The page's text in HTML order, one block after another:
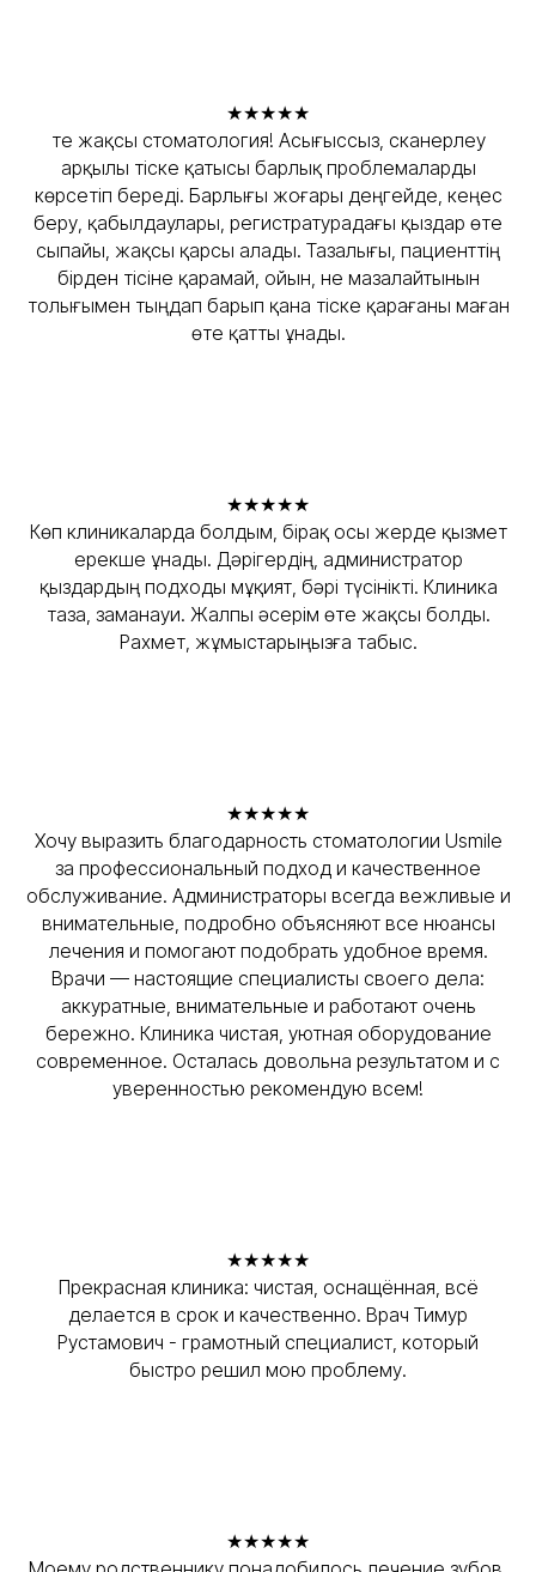
★★★★★
Өте жақсы стоматология! Асығыссыз, сканерлеу
арқылы тіске қатысы барлық проблемаларды
көрсетіп береді. Барлығы жоғары деңгейде, кеңес
беру, қабылдаулары, регистратурадағы қыздар өте
сыпайы, жақсы қарсы алады. Тазалығы, пациенттің
бірден тісіне қарамай, ойын, не мазалайтынын
толығымен тыңдап барып қана тіске қарағаны маған
өте қатты ұнады.
★★★★★
Көп клиникаларда болдым, бірақ осы жерде қызмет
ерекше ұнады. Дәрігердің, администратор
қыздардың подходы мұқият, бәрі түсінікті. Клиника
таза, заманауи. Жалпы әсерім өте жақсы болды.
Рахмет, жұмыстарыңызға табыс.
★★★★★
Хочу выразить благодарность стоматологии Usmile
за профессиональный подход и качественное
обслуживание. Администраторы всегда вежливые и
внимательные, подробно объясняют все нюансы
лечения и помогают подобрать удобное время.
Врачи — настоящие специалисты своего дела:
аккуратные, внимательные и работают очень
бережно. Клиника чистая, уютная оборудование
современное. Осталась довольна результатом и с
уверенностью рекомендую всем!
★★★★★
Прекрасная клиника: чистая, оснащённая, всё
делается в срок и качественно. Врач Тимур
Рустамович - грамотный специалист, который
быстро решил мою проблему.
★★★★★